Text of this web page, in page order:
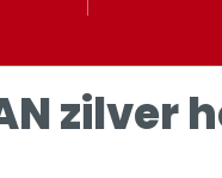
zilver